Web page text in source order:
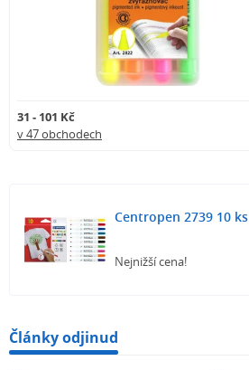
31 - 101 Kč
v 47 obchodech
Centropen 2739 10 ks
Nejnižší cena!
Články odjinud